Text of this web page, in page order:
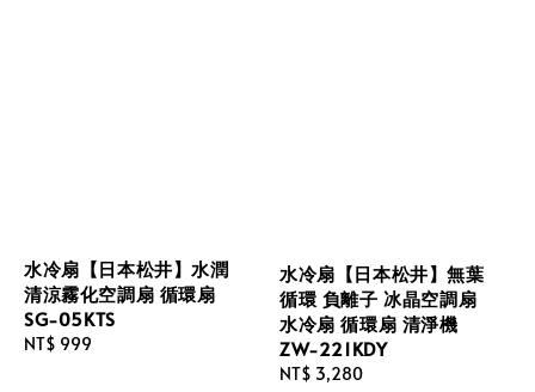
水冷扇【日本松井】水潤
清涼霧化空調扇 循環扇
SG-05KTS
Regular
NT$ 999
水冷扇【日本松井】無葉
循環 負離子 冰晶空調扇
水冷扇 循環扇 清淨機
ZW-221KDY
Regular
NT$ 3,280